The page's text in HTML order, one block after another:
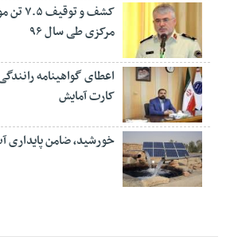
کشف و
مرکزی طی سال ۹۶
اعطای گواهینامه
کارت آمایش
خورشید، ضامن